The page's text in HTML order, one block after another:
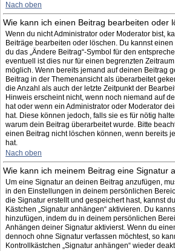
Nach oben
Wie kann ich einen Beitrag bearbeiten oder
Wenn du nicht Administrator oder Moderator bist,
Beiträge bearbeiten oder löschen. Du kannst
du das „Ändere Beitrag“-Symbol für den
eventuell ist dies nur für einen begrenzten
möglich. Wenn bereits jemand auf deinen Beitrag
Beitrag in der Themenansicht als überarbeitet
die Anzahl als auch der letzte Zeitpunkt der
Hinweis erscheint nicht, wenn noch niemand auf
hat oder wenn ein Administrator oder Moderator
hat. Diese können jedoch, falls sie es für nötig
warum dein Beitrag überarbeitet wurde. Bitte
einen Beitrag nicht löschen können, wenn bereits
hat.
Nach oben
Wie kann ich meinem Beitrag eine Signatur
Um eine Signatur an deinen Beitrag anzufügen,
in den Einstellungen in deinem persönlichen
die Signatur erstellt und gespeichert hast, kannst
Kästchen „Signatur anhängen“ aktivieren. Du
hinzufügen, indem du in deinem persönlichen
Anhängen deiner Signatur aktivierst. Wenn du
dennoch ohne Signatur verfassen möchtest, so
Kontrollkästchen „Signatur anhängen“ wieder